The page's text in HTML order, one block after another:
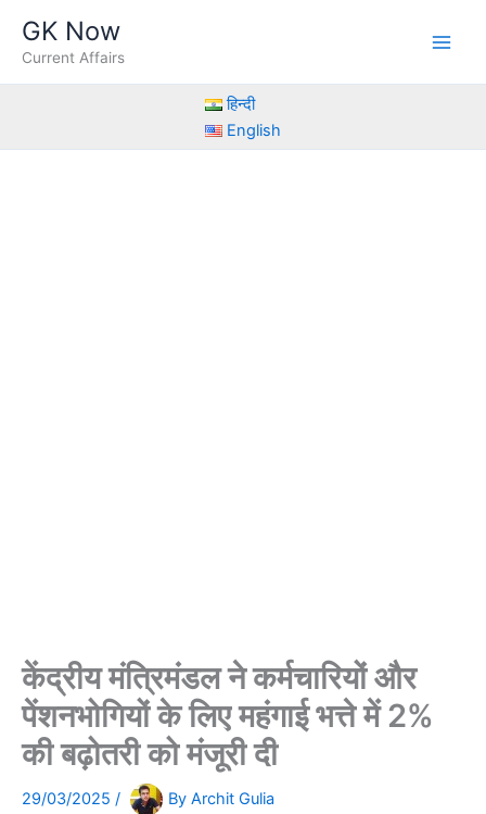
content
GK Now
Current Affairs
हिन्दी
English
केंद्रीय मंत्रिमंडल ने कर्मचारियों और
पेंशनभोगियों के लिए महंगाई भत्ते में 2%
की बढ़ोतरी को मंजूरी दी
29/03/2025 / By Archit Gulia